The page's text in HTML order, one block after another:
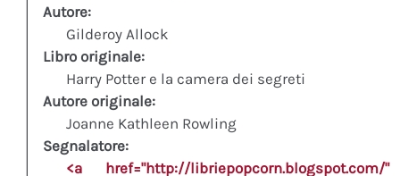
Autore:
Gilderoy Allock
Libro originale:
Harry Potter e la camera dei segreti
Autore originale:
Joanne Kathleen Rowling
Segnalatore:
<a href="http://libriepopcorn.blogspot.com/"